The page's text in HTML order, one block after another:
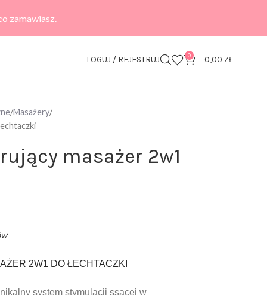
zamawiasz.
LOGUJ / REJESTRUJ 0 0,00 ZŁ
Masażery
masażer 2w1
2W1 DO ŁECHTACZKI
system stymulacji ssącej w